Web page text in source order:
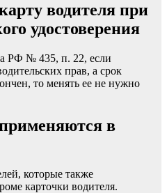
водителя при
удостоверения
РФ № 435, п. 22, если
прав, а срок
то менять ее не нужно
в
которые также
карточки водителя.